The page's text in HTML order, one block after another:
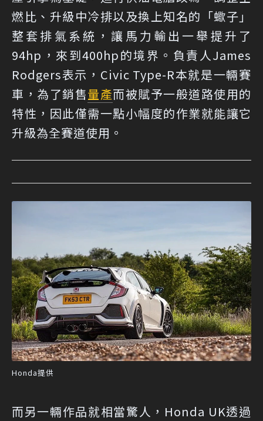
燃比、升級中冷排以及換上知名的「蠍子」
整套排氣系統，讓馬力輸出一舉提升了
94hp，來到400hp的境界。負責人James
Rodgers表示，Civic Type-R本就是一輛賽
車，為了銷售量產而被賦予一般道路使用的
特性，因此僅需一點小幅度的作業就能讓它
升級為全賽道使用。
Honda提供
而另一輛作品就相當驚人，Honda UK透過